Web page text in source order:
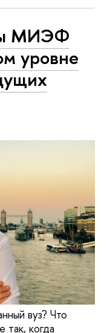
МИЭФ
уровне
вуз? Что
так, когда